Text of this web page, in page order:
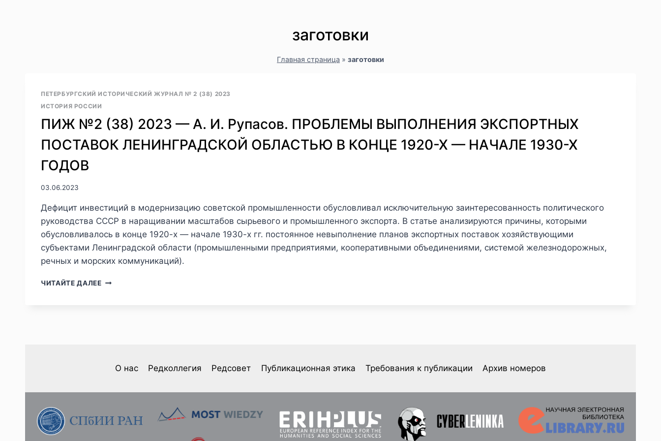
заготовки
Главная страница » заготовки
ПЕТЕРБУРГСКИЙ ИСТОРИЧЕСКИЙ ЖУРНАЛ № 2 (38) 2023
ИСТОРИЯ РОССИИ
ПИЖ №2 (38) 2023 — А. И. Рупасов. ПРОБЛЕМЫ ВЫПОЛНЕНИЯ ЭКСПОРТНЫХ
ПОСТАВОК ЛЕНИНГРАДСКОЙ ОБЛАСТЬЮ В КОНЦЕ 1920-Х — НАЧАЛЕ 1930-Х
ГОДОВ
03.06.2023
Дефицит инвестиций в модернизацию советской промышленности обусловливал исключительную заинтересованность политического
руководства СССР в наращивании масштабов сырьевого и промышленного экспорта. В статье анализируются причины, которыми
обусловливалось в конце 1920-х — начале 1930-х гг. постоянное невыполнение планов экспортных поставок хозяйствующими
субъектами Ленинградской области (промышленными предприятиями, кооперативными объединениями, системой железнодорожных,
речных и морских коммуникаций).
ЧИТАЙТЕ ДАЛЕЕПИЖ
ПРОБЛЕМЫ
ВЫПОЛНЕНИЯ
ПОСТАВОК
ОБЛАСТЬЮ
В
О нас Редколлегия Редсовет Публикационная этика Требования к публикации Архив номеров